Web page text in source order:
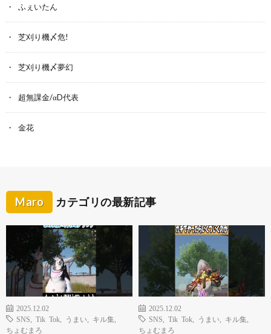
ふぇいたん
芝刈り機〆危!
芝刈り機〆夢幻
超無課金/αD代表
金花
Maro カテゴリの最新記事
2025.12.02
SNS
Tik Tok うまい キル集
ちょむまろ
2025.12.02
SNS
Tik Tok うまい キル集
ちょむまろ